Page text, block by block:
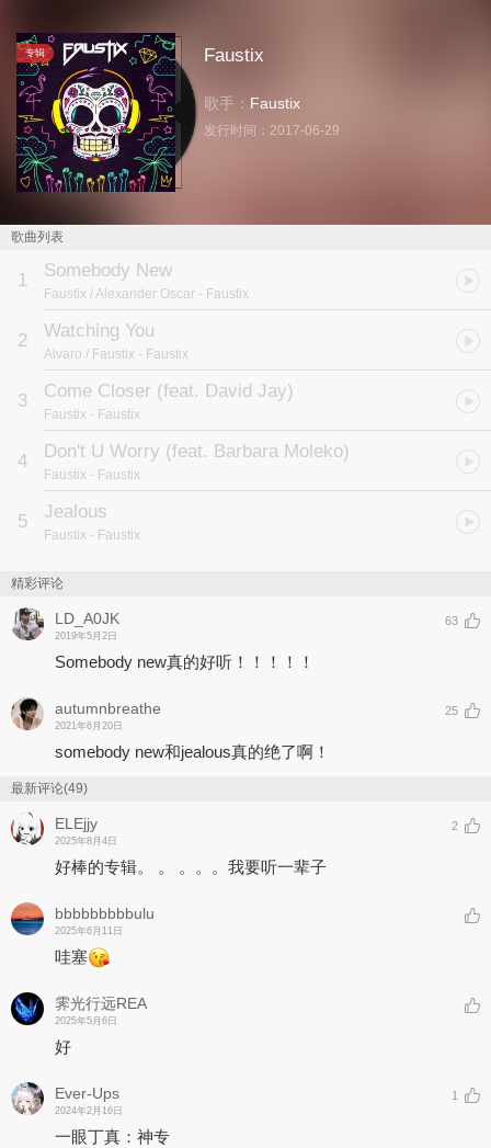
专辑 Faustix
歌手： Faustix
发行时间： 2017-06-29
歌曲列表
1 Somebody New
Faustix / Alexander Oscar - Faustix
2 Watching You
Alvaro / Faustix - Faustix
3 Come Closer (feat. David Jay)
Faustix - Faustix
4 Don't U Worry (feat. Barbara Moleko)
Faustix - Faustix
5 Jealous
Faustix - Faustix
精彩评论
LD_A0JK
2019年5月2日
63
Somebody new真的好听！！！！！
autumnbreathe
2021年6月20日
25
somebody new和jealous真的绝了啊！
最新评论(49)
ELEjjy
2025年8月4日
2
好棒的专辑。 。 。。。我要听一辈子
bbbbbbbbbulu
2025年6月11日
哇塞
霁光行远REA
2025年5月6日
好
Ever-Ups
2024年2月16日
1
一眼丁真：神专